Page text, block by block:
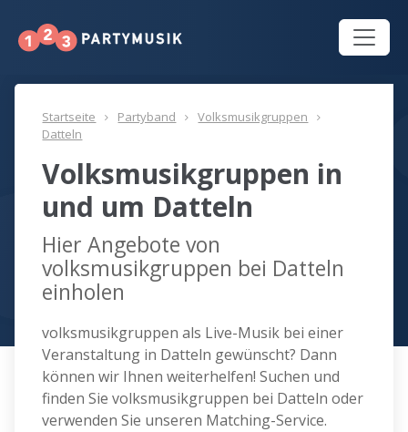
Startseite Partyband
Volksmusikgruppen
Datteln
Volksmusikgruppen in
und um Datteln
Hier Angebote von
volksmusikgruppen bei Datteln
einholen
volksmusikgruppen als Live-Musik bei einer
Veranstaltung in Datteln gewünscht? Dann
können wir Ihnen weiterhelfen! Suchen und
finden Sie volksmusikgruppen bei Datteln oder
verwenden Sie unseren Matching-Service.